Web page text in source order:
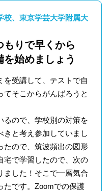
校、東京学芸大学附属大
もりで早くから
を始めましょう
を受講して、テストで自
そこからがんばろうと
るので、学校別の対策を
きと考え参加していまし
たので、筑波頻出の図形
宅で学習したので、次の
ました！そこで一層気合
たです。Zoomでの保護